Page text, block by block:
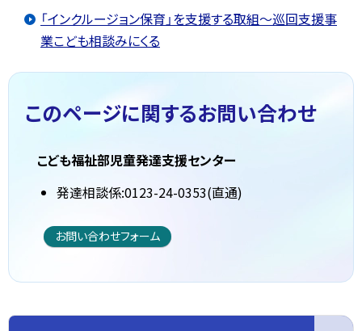
「インクルージョン保育」を支援する取組～巡回支援事
業こども相談みにくる
このページに関するお問い合わせ
こども福祉部児童発達支援センター
発達相談係:0123-24-0353(直通)
お問い合わせフォーム